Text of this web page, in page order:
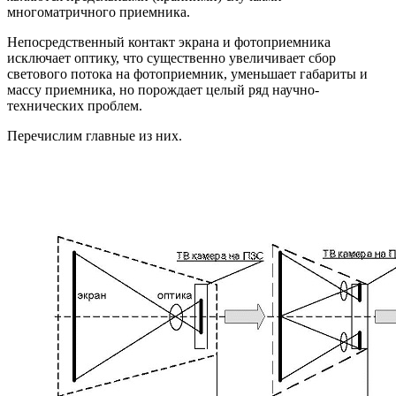
многоматричного приемника.
Непосредственный контакт экрана и фотоприемника
исключает оптику, что существенно увеличивает сбор
светового потока на фотоприемник, уменьшает габариты и
массу приемника, но порождает целый ряд научно-
технических проблем.
Перечислим главные из них.